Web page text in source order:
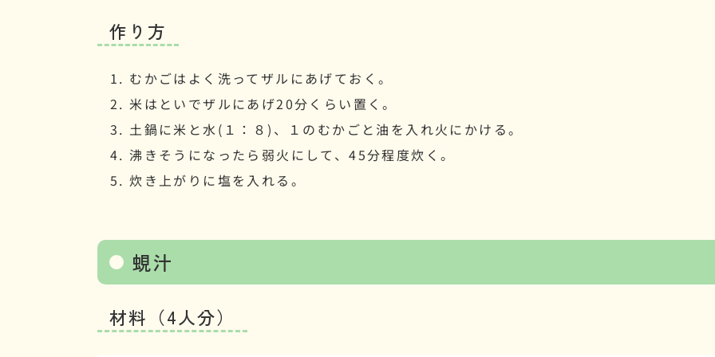
作り方
むかごはよく洗ってザルにあげておく。
米はといでザルにあげ20分くらい置く。
土鍋に米と水(１：８)、１のむかごと油を入れ火にかける。
沸きそうになったら弱火にして、45分程度炊く。
炊き上がりに塩を入れる。
蜆汁
材料（4人分）